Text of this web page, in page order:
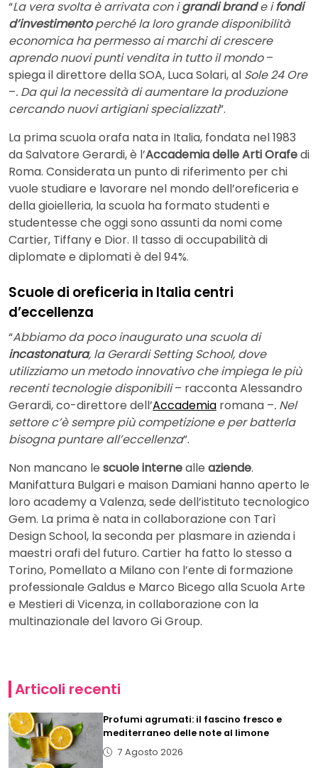
“La vera svolta è arrivata con igrandi brande ifondi
d’investimentoperché la loro grande disponibilità
economica ha permesso ai marchi di crescere
aprendo nuovi punti vendita in tutto il mondo–
spiega il direttore della SOA, Luca Solari, al Sole 24 Ore
–. Da qui la necessità di aumentare la produzione
cercando nuovi artigiani specializzati”.
La prima scuola orafa nata in Italia, fondata nel 1983
da Salvatore Gerardi, è l’Accademia delle Arti Orafedi
Roma. Considerata un punto di riferimento per chi
vuole studiare e lavorare nel mondo dell’oreficeria e
della gioielleria, la scuola ha formato studenti e
studentesse che oggi sono assunti da nomi come
Cartier, Tiffany e Dior. Il tasso di occupabilità di
diplomate e diplomati è del 94%.
Scuole di oreficeria in Italia centri
d’eccellenza
“Abbiamo da poco inaugurato una scuola di
incastonatura, la Gerardi Setting School, dove
utilizziamo un metodo innovativo che impiega le più
recenti tecnologie disponibili– racconta Alessandro
Gerardi, co-direttore dell’Accademia romana –. Nel
settore c’è sempre più competizione e per batterla
bisogna puntare all’eccellenza”.
Non mancano le scuole internealle aziende.
Manifattura Bulgari e maison Damiani hanno aperto le
loro academy a Valenza, sede dell’istituto tecnologico
Gem. La prima è nata in collaborazione con Tarì
Design School, la seconda per plasmare in azienda i
maestri orafi del futuro. Cartier ha fatto lo stesso a
Torino, Pomellato a Milano con l’ente di formazione
professionale Galdus e Marco Bicego alla Scuola Arte
e Mestieri di Vicenza, in collaborazione con la
multinazionale del lavoro Gi Group.
Articoli recenti
Profumi agrumati: il fascino fresco e
mediterraneo delle note al limone
7 Agosto 2026